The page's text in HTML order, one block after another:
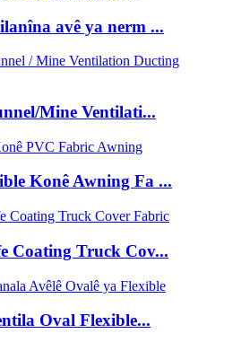
avê ya nerm ...
Mine Ventilati...
Konê Awning Fa ...
Coating Truck Cov...
Oval Flexible...